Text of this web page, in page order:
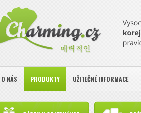
O NÁS PRODUKTY UŽITEČNÉ INFORMACE